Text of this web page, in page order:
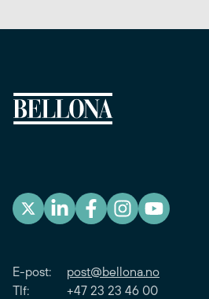
E-post: post@bellona.no
Tlf: +47 23 23 46 00